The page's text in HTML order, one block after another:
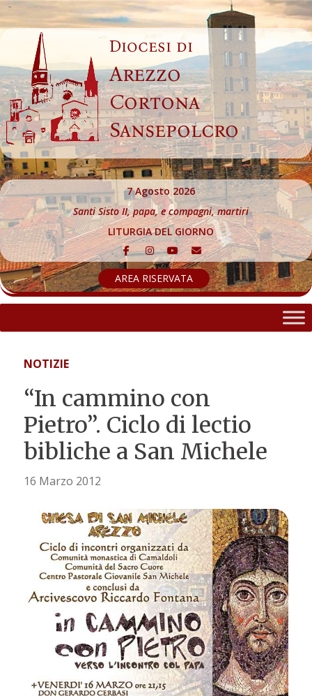
Skip
to
content
Diocesi di
Arezzo
Cortona
Sansepolcro
7 Agosto 2026
Santi Sisto II, papa, e compagni, martiri
LITURGIA DEL GIORNO
AREA RISERVATA
NOTIZIE
“In cammino con
Pietro”. Ciclo di lectio
bibliche a San Michele
16 Marzo 2012